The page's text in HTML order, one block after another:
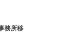
務所移